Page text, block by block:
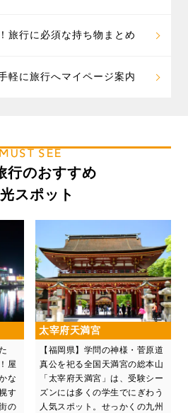
旅行に必須な持ち物まとめ
軽に旅行へマイページ案内
SEE
行のおすすめ
スポット
屋
な
す
の
太宰府天満宮
【福岡県】学問の神様・菅原道
真公を祀る全国天満宮の総本山
「太宰府天満宮」は、受験シー
ズンには多くの学生でにぎわう
人気スポット。せっかくの九州